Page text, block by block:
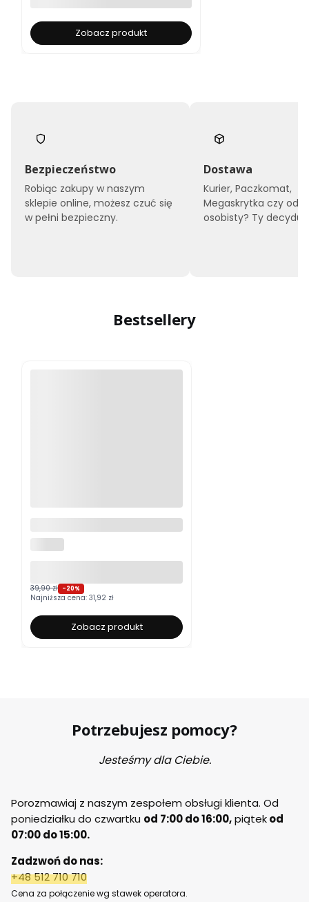
Zobacz produkt
Bezpieczeństwo
Robiąc zakupy w naszym
sklepie online, możesz czuć się
w pełni bezpieczny.
Dostawa
Kurier, Paczkomat,
Megaskrytka czy
osobisty? Ty
Bestsellery
39,90 zł -20%
Najniższa cena: 31,92 zł
Zobacz produkt
Potrzebujesz pomocy?
Jesteśmy dla Ciebie.
Porozmawiaj z naszym zespołem obsługi klienta. Od
poniedziałku do czwartku od 7:00 do 16:00,piątekod
07:00 do 15:00.
Zadzwoń do nas:
+48 512 710 710
Cena za połączenie wg stawek operatora.